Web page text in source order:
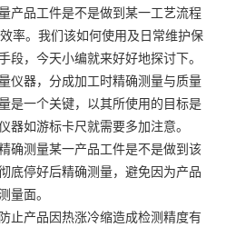
产品工件是不是做到某一工艺流程
率。我们该如何使用及日常维护保
，今天小编就来好好地探讨下。
仪器，分成加工时精确测量与质量
是一个关键，以其所使用的目标是
如游标卡尺就需要多加注意。
确测量某一产品工件是不是做到该
底停好后精确测量，避免因为产品
量面。
止产品因热涨冷缩造成检测精度有